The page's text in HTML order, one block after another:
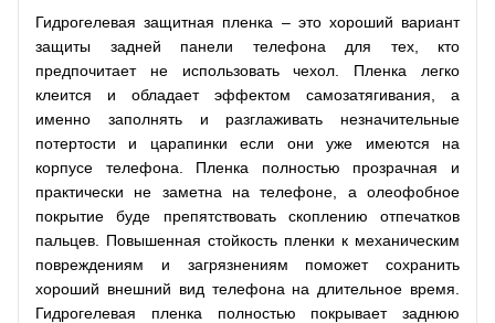
Гидрогелевая защитная пленка – это хороший вариант
защиты задней панели телефона для тех, кто
предпочитает не использовать чехол. Пленка легко
клеится и обладает эффектом самозатягивания, а
именно заполнять и разглаживать незначительные
потертости и царапинки если они уже имеются на
корпусе телефона. Пленка полностью прозрачная и
практически не заметна на телефоне, а олеофобное
покрытие буде препятствовать скоплению отпечатков
пальцев. Повышенная стойкость пленки к механическим
повреждениям и загрязнениям поможет сохранить
хороший внешний вид телефона на длительное время.
Гидрогелевая пленка полностью покрывает заднюю